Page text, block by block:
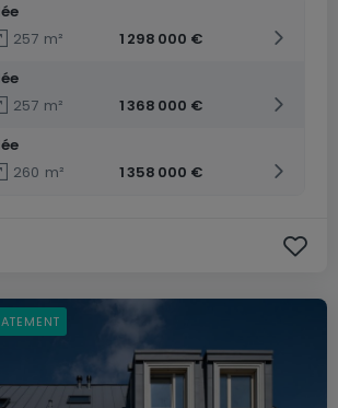
257 m²
1 298 000 €
257 m²
1 368 000 €
260 m² 1 358 000 €